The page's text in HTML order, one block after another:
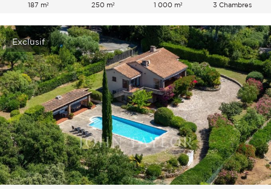
187 m² 250 m² 1 000 m² 3 Chambres
Exclusif